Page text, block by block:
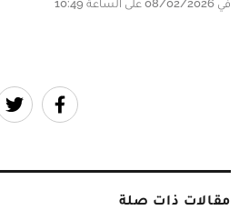
في 08/02/2026 على الساعة 10:49
مقالات ذات صلة